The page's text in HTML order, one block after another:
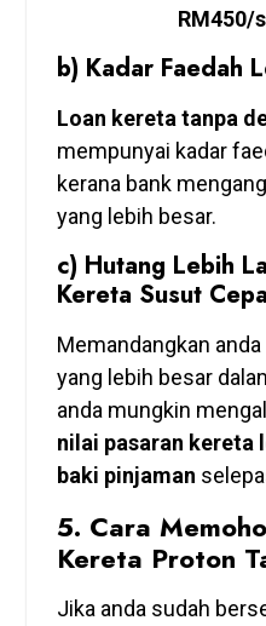
RM450/
b) Kadar Faedah
Loan kereta tanpa
mempunyai kadar
kerana bank
yang lebih besar.
c) Hutang Lebih
Kereta Susut
Memandangkan
yang lebih besar
anda mungkin
nilai pasaran kereta
baki pinjaman
5. Cara
Kereta Proton
Jika anda sudah